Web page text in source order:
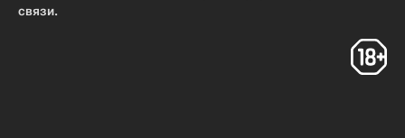
связи.